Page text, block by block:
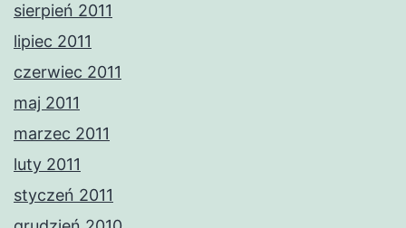
sierpień 2011
lipiec 2011
czerwiec 2011
maj 2011
marzec 2011
luty 2011
styczeń 2011